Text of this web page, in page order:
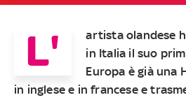
L'
artista olandese
in Italia il suo
Europa è già una
in inglese e in francese e